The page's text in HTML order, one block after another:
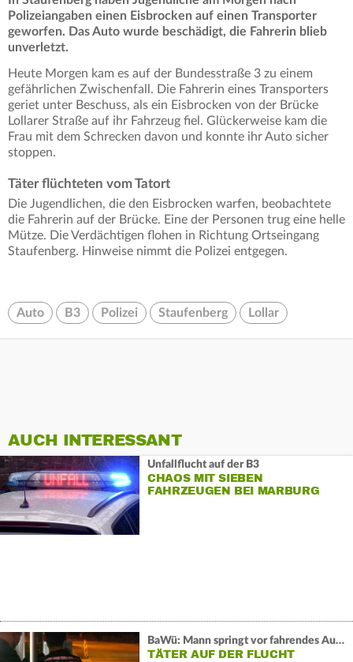
Polizeiangaben einen Eisbrocken auf einen Transporter
geworfen. Das Auto wurde beschädigt, die Fahrerin blieb
unverletzt.
Heute Morgen kam es auf der Bundesstraße 3 zu einem
gefährlichen Zwischenfall. Die Fahrerin eines Transporters
geriet unter Beschuss, als ein Eisbrocken von der Brücke
Lollarer Straße auf ihr Fahrzeug fiel. Glückerweise kam die
Frau mit dem Schrecken davon und konnte ihr Auto sicher
stoppen.
Täter flüchteten vom Tatort
Die Jugendlichen, die den Eisbrocken warfen, beobachtete
die Fahrerin auf der Brücke. Eine der Personen trug eine helle
Mütze. Die Verdächtigen flohen in Richtung Ortseingang
Staufenberg. Hinweise nimmt die Polizei entgegen.
Auto B3 Polizei Staufenberg Lollar
AUCH INTERESSANT
Unfallflucht auf der B3
CHAOS MIT SIEBEN
FAHRZEUGEN BEI MARBURG
BaWü: Mann springt vor fahrendes Auto und schießt
TÄTER AUF DER FLUCHT